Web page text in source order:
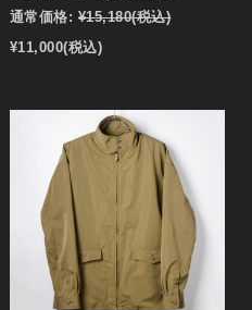
通常価格: ¥15,180(税込)
¥11,000(税込)